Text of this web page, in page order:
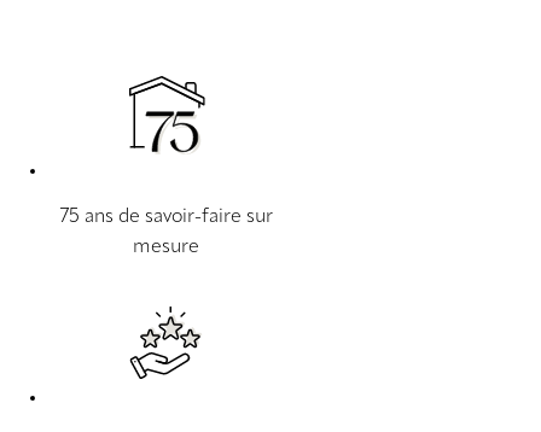
75 ans de savoir-faire sur
mesure